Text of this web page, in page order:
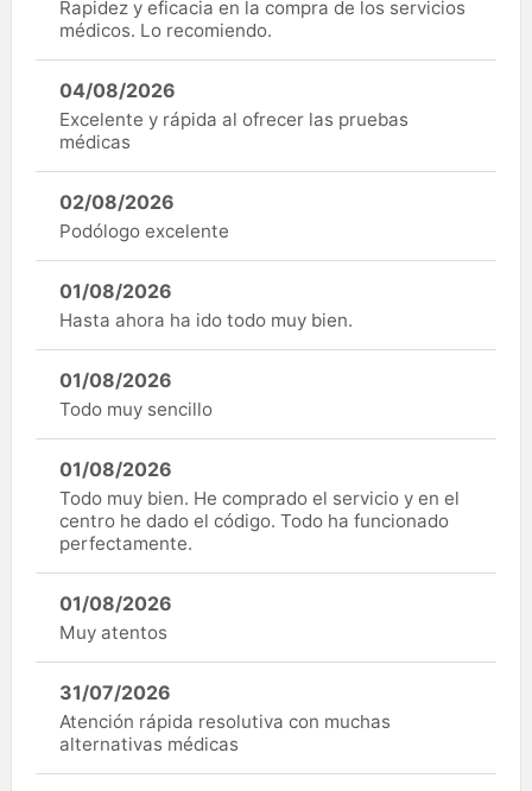
Rapidez y eficacia en la compra de los servicios
médicos. Lo recomiendo.
04/08/2026
Excelente y rápida al ofrecer las pruebas
médicas
02/08/2026
Podólogo excelente
01/08/2026
Hasta ahora ha ido todo muy bien.
01/08/2026
Todo muy sencillo
01/08/2026
Todo muy bien. He comprado el servicio y en el
centro he dado el código. Todo ha funcionado
perfectamente.
01/08/2026
Muy atentos
31/07/2026
Atención rápida resolutiva con muchas
alternativas médicas